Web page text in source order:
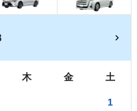
木 金 土
1